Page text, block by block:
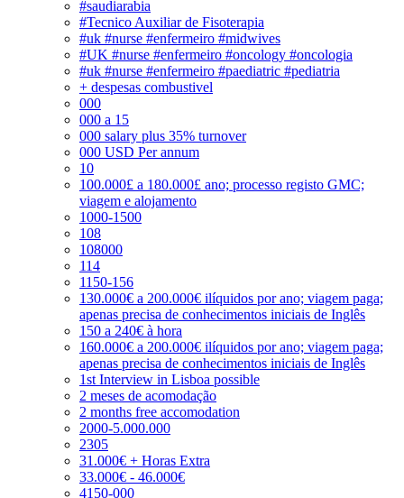
#saudiarabia
#Tecnico Auxiliar de Fisoterapia
#uk #nurse #enfermeiro #midwives
#UK #nurse #enfermeiro #oncology #oncologia
#uk #nurse #enfermeiro #paediatric #pediatria
+ despesas combustivel
000
000 a 15
000 salary plus 35% turnover
000 USD Per annum
10
100.000£ a 180.000£ ano; processo registo GMC;
viagem e alojamento
1000-1500
108
108000
114
1150-156
130.000€ a 200.000€ ilíquidos por ano; viagem paga;
apenas precisa de conhecimentos iniciais de Inglês
150 a 240€ à hora
160.000€ a 200.000€ ilíquidos por ano; viagem paga;
apenas precisa de conhecimentos iniciais de Inglês
1st Interview in Lisboa possible
2 meses de acomodação
2 months free accomodation
2000-5.000.000
2305
31.000€ + Horas Extra
33.000€ - 46.000€
4150-000